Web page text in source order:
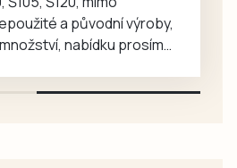
a původní výroby,
nabídku prosím